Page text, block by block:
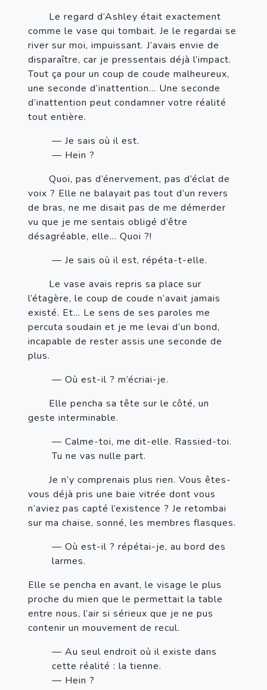
Le regard d’Ashley était exactement
comme le vase qui tombait. Je le regardai se
river sur moi, impuissant. J’avais envie de
disparaître, car je pressentais déjà l’impact.
Tout ça pour un coup de coude malheureux,
une seconde d’inattention… Une seconde
d’inattention peut condamner votre réalité
tout entière.
— Je sais où il est.
— Hein ?
Quoi, pas d’énervement, pas d’éclat de
voix ? Elle ne balayait pas tout d’un revers
de bras, ne me disait pas de me démerder
vu que je me sentais obligé d’être
désagréable, elle… Quoi ?!
— Je sais où il est, répéta-t-elle.
Le vase avais repris sa place sur
l’étagère, le coup de coude n’avait jamais
existé. Et… Le sens de ses paroles me
percuta soudain et je me levai d’un bond,
incapable de rester assis une seconde de
plus.
— Où est-il ? m’écriai-je.
Elle pencha sa tête sur le côté, un
geste interminable.
— Calme-toi, me dit-elle. Rassied-toi.
Tu ne vas nulle part.
Je n’y comprenais plus rien. Vous êtes-
vous déjà pris une baie vitrée dont vous
n’aviez pas capté l’existence ? Je retombai
sur ma chaise, sonné, les membres flasques.
— Où est-il ? répétai-je, au bord des
larmes.
Elle se pencha en avant, le visage le plus
proche du mien que le permettait la table
entre nous, l’air si sérieux que je ne pus
contenir un mouvement de recul.
— Au seul endroit où il existe dans
cette réalité : la tienne.
— Hein ?